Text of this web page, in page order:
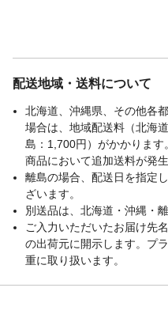
配送地域・送料について
北海道、沖縄県、その他各
場合は、地域配送料（北海
島：1,700円）がかかりま
商品において追加送料が発
離島の場合、配送日を指定
ざいます。
別送品は、北海道・沖縄・
ご入力いただいたお届け先
の出荷元に開示します。プ
重に取り扱います。